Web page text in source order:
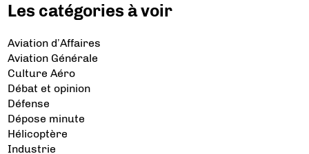
Les catégories à voir
Aviation d’Affaires
Aviation Générale
Culture Aéro
Débat et opinion
Défense
Dépose minute
Hélicoptère
Industrie